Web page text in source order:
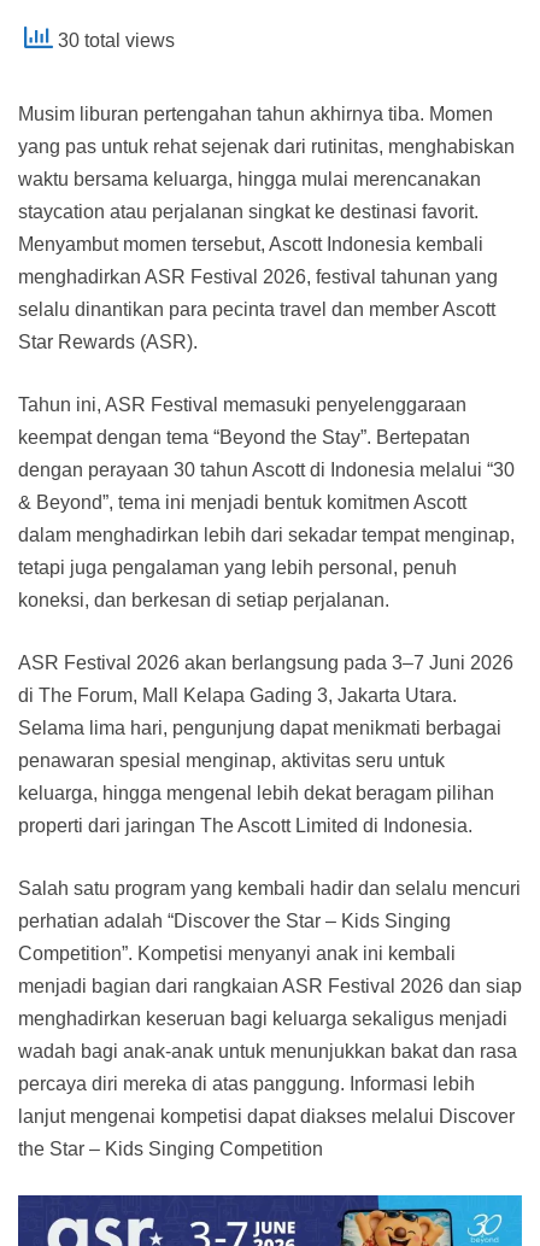
30 total views
Musim liburan pertengahan tahun akhirnya tiba. Momen
yang pas untuk rehat sejenak dari rutinitas, menghabiskan
waktu bersama keluarga, hingga mulai merencanakan
staycation atau perjalanan singkat ke destinasi favorit.
Menyambut momen tersebut, Ascott Indonesia kembali
menghadirkan ASR Festival 2026, festival tahunan yang
selalu dinantikan para pecinta travel dan member Ascott
Star Rewards (ASR).
Tahun ini, ASR Festival memasuki penyelenggaraan
keempat dengan tema “Beyond the Stay”. Bertepatan
dengan perayaan 30 tahun Ascott di Indonesia melalui “30
& Beyond”, tema ini menjadi bentuk komitmen Ascott
dalam menghadirkan lebih dari sekadar tempat menginap,
tetapi juga pengalaman yang lebih personal, penuh
koneksi, dan berkesan di setiap perjalanan.
ASR Festival 2026 akan berlangsung pada 3–7 Juni 2026
di The Forum, Mall Kelapa Gading 3, Jakarta Utara.
Selama lima hari, pengunjung dapat menikmati berbagai
penawaran spesial menginap, aktivitas seru untuk
keluarga, hingga mengenal lebih dekat beragam pilihan
properti dari jaringan The Ascott Limited di Indonesia.
Salah satu program yang kembali hadir dan selalu mencuri
perhatian adalah “Discover the Star – Kids Singing
Competition”. Kompetisi menyanyi anak ini kembali
menjadi bagian dari rangkaian ASR Festival 2026 dan siap
menghadirkan keseruan bagi keluarga sekaligus menjadi
wadah bagi anak-anak untuk menunjukkan bakat dan rasa
percaya diri mereka di atas panggung. Informasi lebih
lanjut mengenai kompetisi dapat diakses melalui Discover
the Star – Kids Singing Competition